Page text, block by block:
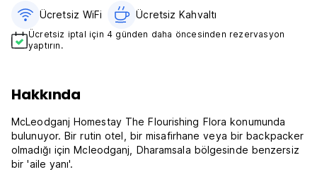
Ücretsiz WiFi Ücretsiz Kahvaltı‎
Ücretsiz iptal için 4 günden daha öncesinden rezervasyon
yaptırın.
Hakkında
McLeodganj Homestay The Flourishing Flora konumunda
bulunuyor. Bir rutin otel, bir misafirhane veya bir backpacker
olmadığı için Mcleodganj, Dharamsala bölgesinde benzersiz
bir 'aile yanı'.